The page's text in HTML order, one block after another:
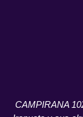
CAMPIRANA